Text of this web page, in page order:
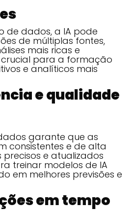
de dados, a IA pode
de múltiplas fontes,
mais ricas e
crucial para a formação
e analíticos mais
e qualidade
garante que as
consistentes e de alta
e atualizados
treinar modelos de IA
em melhores previsões e
em tempo